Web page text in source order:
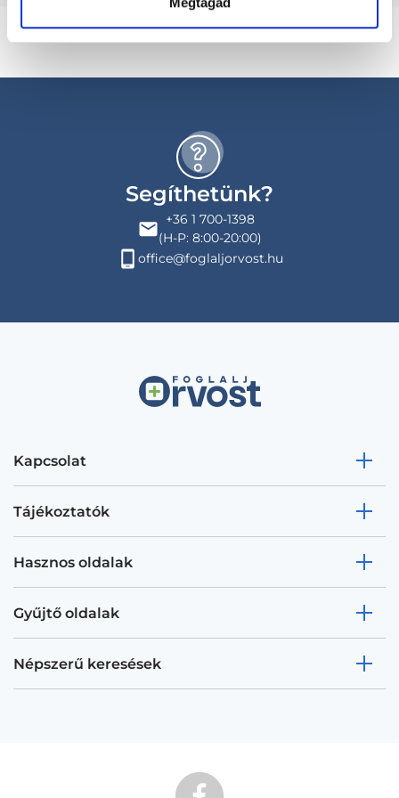
Segíthetünk?
+36 1 700-1398
(H-P: 8:00-20:00)
office@foglaljorvost.hu
Kapcsolat
Tájékoztatók
Hasznos oldalak
Gyűjtő oldalak
Népszerű keresések